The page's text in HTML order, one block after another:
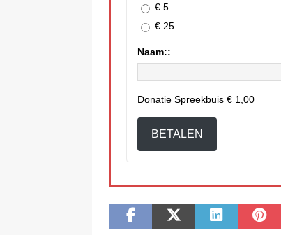
€ 5
€ 25
Naam::
Donatie Spreekbuis € 1,00
BETALEN